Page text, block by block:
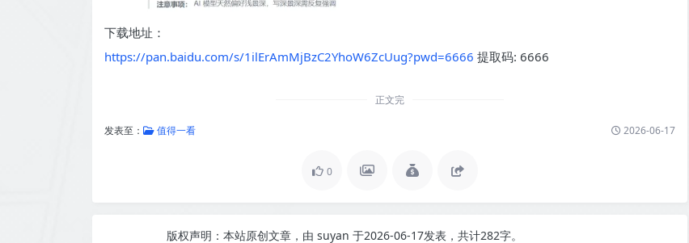
下载地址：
https://pan.baidu.com/s/1ilErAmMjBzC2YhoW6ZcUug?pwd=6666 提取码: 6666
正文完
发表至： 值得一看 2026-06-17
0
版权声明： 本站原创文章，由 suyan 于2026-06-17发表，共计282字。